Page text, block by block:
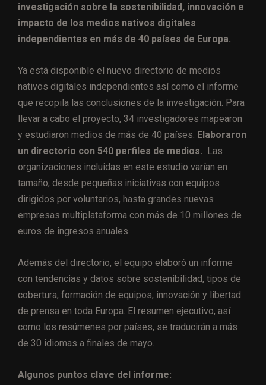
investigación sobre la sostenibilidad, innovación e
impacto de los medios nativos digitales
independientes en más de 40 países de Europa.
Ya está disponible el nuevo directorio de medios
nativos digitales independientes así como el informe
que recopila las conclusiones de la investigación. Para
llevar a cabo el proyecto, 34 investigadores mapearon
y estudiaron medios de más de 40 países. Elaboraron
un directorio con 540 perfiles de medios. Las
organizaciones incluidas en este estudio varían en
tamaño, desde pequeñas iniciativas con equipos
dirigidos por voluntarios, hasta grandes nuevas
empresas multiplataforma con más de 10 millones de
euros de ingresos anuales.
Además del directorio, el equipo elaboró un informe
con tendencias y datos sobre sostenibilidad, tipos de
cobertura, formación de equipos, innovación y libertad
de prensa en toda Europa. El resumen ejecutivo, así
como los resúmenes por países, se traducirán a más
de 30 idiomas a finales de mayo.
Algunos puntos clave del informe: